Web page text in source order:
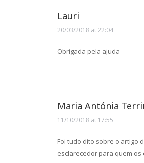
Lauri
says:
20/03/2018 at 22:04
Obrigada pela ajuda
Maria Antónia
says:
11/10/2018 at 17:55
Foi tudo dito sobre o artigo
esclarecedor para quem os